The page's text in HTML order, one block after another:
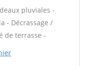
pluviales -
- Décrassage /
de terrasse -